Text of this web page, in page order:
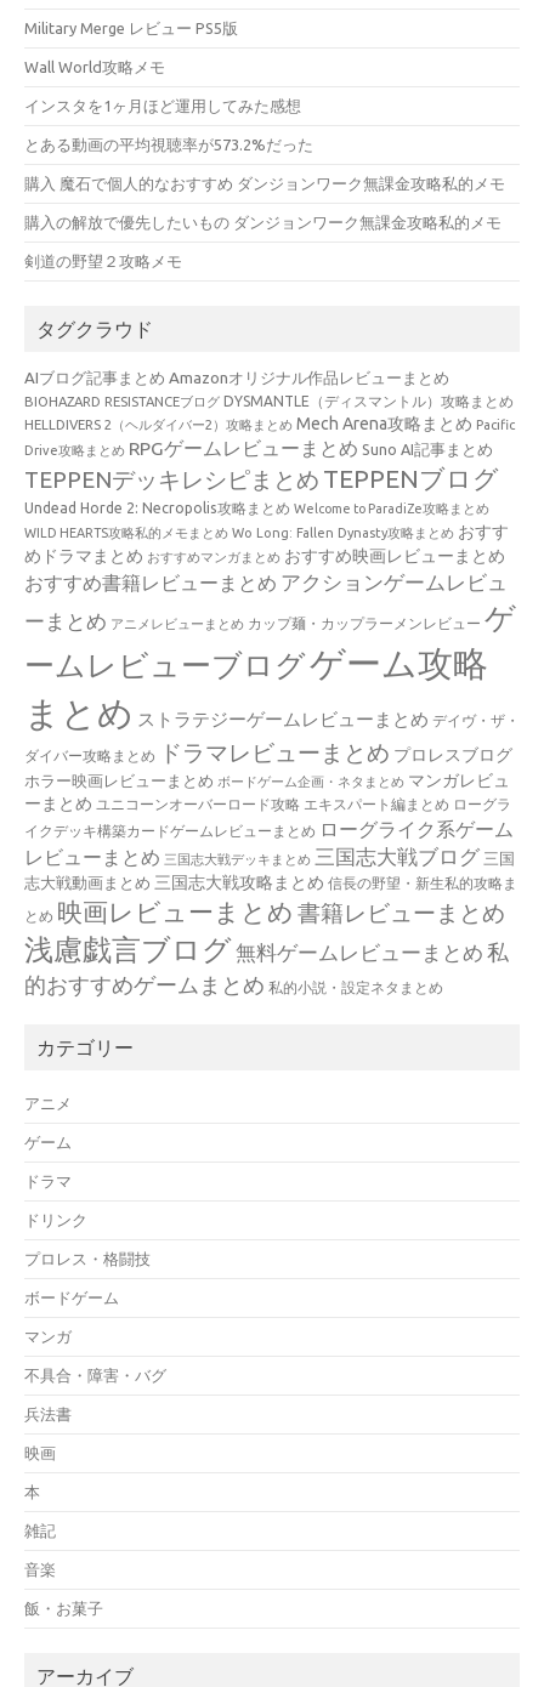
Military Merge レビュー PS5版
Wall World攻略メモ
インスタを1ヶ月ほど運用してみた感想
とある動画の平均視聴率が573.2%だった
購入 魔石で個人的なおすすめ ダンジョンワーク無課金攻略私的メモ
購入の解放で優先したいもの ダンジョンワーク無課金攻略私的メモ
剣道の野望２攻略メモ
タグクラウド
AIブログ記事まとめ Amazonオリジナル作品レビューまとめ
BIOHAZARD RESISTANCEブログ DYSMANTLE（ディスマントル）攻略まとめ
HELLDIVERS 2（ヘルダイバー2）攻略まとめ Mech Arena攻略まとめ Pacific
Drive攻略まとめ RPGゲームレビューまとめ Suno AI記事まとめ
TEPPENデッキレシピまとめ TEPPENブログ
Undead Horde 2: Necropolis攻略まとめ Welcome to ParadiZe攻略まとめ
WILD HEARTS攻略私的メモまとめ Wo Long: Fallen Dynasty攻略まとめ おすす
めドラマまとめ おすすめマンガまとめ おすすめ映画レビューまとめ
おすすめ書籍レビューまとめ アクションゲームレビュ
ーまとめ アニメレビューまとめ カップ麺・カップラーメンレビュー ゲ
ームレビューブログゲーム攻略
まとめ ストラテジーゲームレビューまとめ デイヴ・ザ・
ダイバー攻略まとめ ドラマレビューまとめ プロレスブログ
ホラー映画レビューまとめ ボードゲーム企画・ネタまとめ マンガレビュ
ーまとめ ユニコーンオーバーロード攻略 エキスパート編まとめ ローグラ
イクデッキ構築カードゲームレビューまとめ ローグライク系ゲーム
レビューまとめ 三国志大戦デッキまとめ 三国志大戦ブログ 三国
志大戦動画まとめ 三国志大戦攻略まとめ 信長の野望・新生私的攻略ま
とめ 映画レビューまとめ 書籍レビューまとめ
浅慮戯言ブログ無料ゲームレビューまとめ 私
的おすすめゲームまとめ 私的小説・設定ネタまとめ
カテゴリー
アニメ
ゲーム
ドラマ
ドリンク
プロレス・格闘技
ボードゲーム
マンガ
不具合・障害・バグ
兵法書
映画
本
雑記
音楽
飯・お菓子
アーカイブ